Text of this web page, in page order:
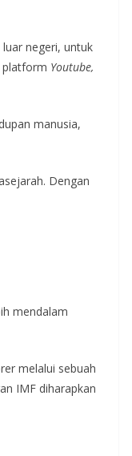
negeri, untuk
platform Youtube,
manusia,
Dengan
mendalam
melalui sebuah
IMF diharapkan